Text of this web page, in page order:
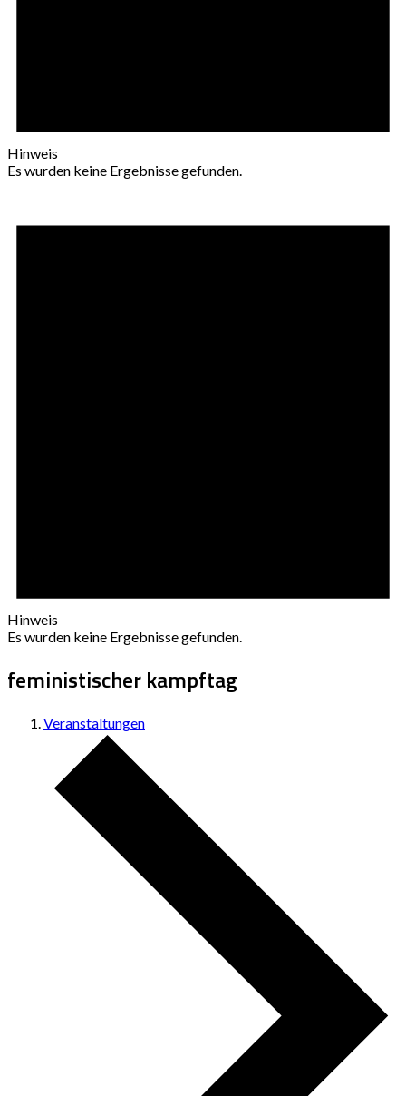
Hinweis
Es wurden keine Ergebnisse gefunden.
Hinweis
Es wurden keine Ergebnisse gefunden.
feministischer kampftag
Veranstaltungen